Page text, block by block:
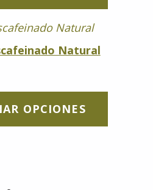
Natural
desde 4,00 € hasta 36,00 €
OPCIONES